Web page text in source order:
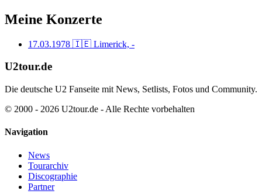
Meine Konzerte
17.03.1978 🇮🇪 Limerick, -
U2tour.de
Die deutsche U2 Fanseite mit News, Setlists, Fotos und Community.
© 2000 - 2026 U2tour.de - Alle Rechte vorbehalten
Navigation
News
Tourarchiv
Discographie
Partner